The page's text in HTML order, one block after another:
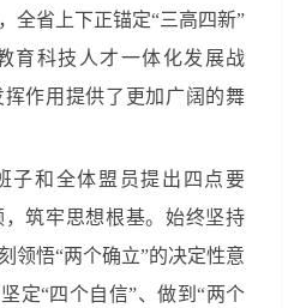
全省上下正锚定“三高四新”
育科技人才一体化发展战
作用提供了更加广阔的舞
子和全体盟员提出四点要
筑牢思想根基。始终坚持
领悟“两个确立”的决定性意
定“四个自信”、做到“两个